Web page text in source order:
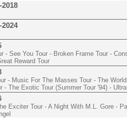
- See You Tour - Broken Frame Tour -
Reward Tour
- Music For The Masses Tour - The
- The Exotic Tour (Summer Tour '94) -
Exciter Tour - A Night With M.L. Gore -